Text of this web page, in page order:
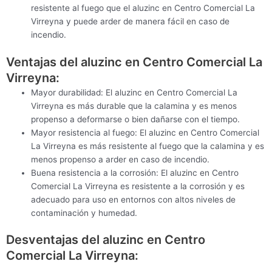
resistente al fuego que el aluzinc en Centro Comercial La
Virreyna y puede arder de manera fácil en caso de
incendio.
Ventajas del aluzinc en Centro Comercial La
Virreyna:
Mayor durabilidad: El aluzinc en Centro Comercial La
Virreyna es más durable que la calamina y es menos
propenso a deformarse o bien dañarse con el tiempo.
Mayor resistencia al fuego: El aluzinc en Centro Comercial
La Virreyna es más resistente al fuego que la calamina y es
menos propenso a arder en caso de incendio.
Buena resistencia a la corrosión: El aluzinc en Centro
Comercial La Virreyna es resistente a la corrosión y es
adecuado para uso en entornos con altos niveles de
contaminación y humedad.
Desventajas del aluzinc en Centro
Comercial La Virreyna: